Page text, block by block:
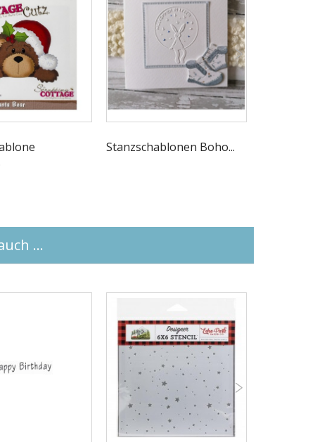
Stanzschablonen Boho...
...